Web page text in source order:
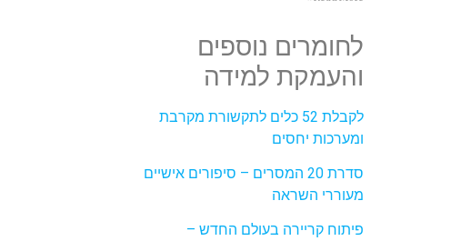
לחומרים נוספים
והעמקת למידה
לקבלת 52 כלים לתקשורת מקרבת
ומערכות יחסים
סדרת 20 המסרים – סיפורים אישיים
מעוררי השראה
פיתוח קריירה בעולם החדש –